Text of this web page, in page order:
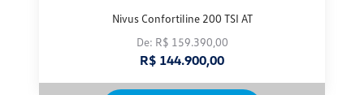
Nivus Confortiline 200 TSI AT
De: R$ 159.390,00
R$ 144.900,00